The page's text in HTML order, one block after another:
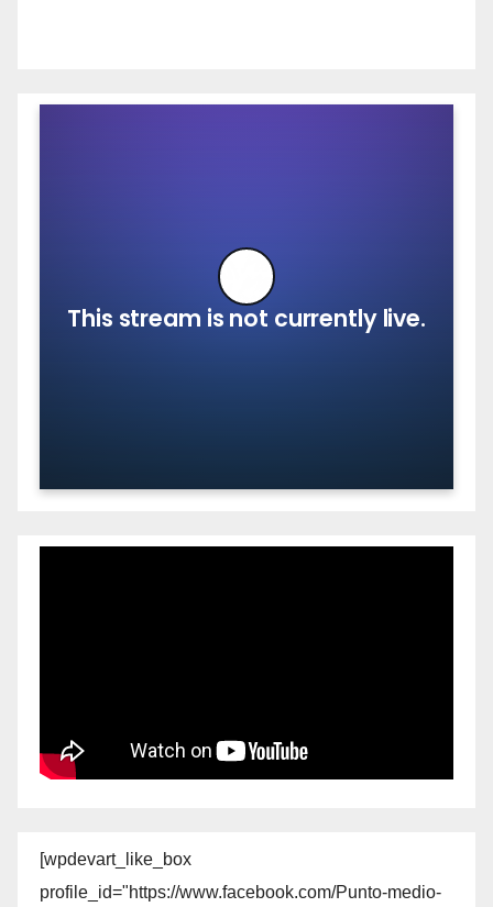
[wpdevart_like_box
profile_id="https://www.facebook.com/Punto-medio-